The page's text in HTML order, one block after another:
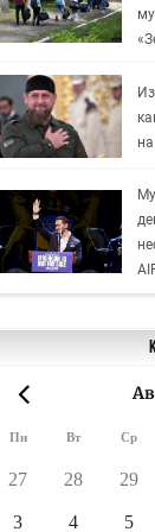
Пн Вт Ср
27 28 29
3 4 5